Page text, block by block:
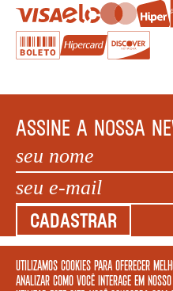
Utilizamos cookies para oferecer
analizar como você interage em
ASSINE A NOSSA
CADASTRAR
COPYRIGHT MEGAFAUNA LIVRARIA LTDA.
IPIRANGA, 200 LOJA 5 - SÃO PAULO – SP